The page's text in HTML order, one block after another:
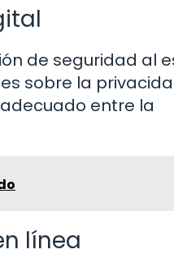
de seguridad al
sobre la
entre la
línea